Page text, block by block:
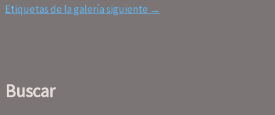
Buscar
Etiquetas de la galería siguiente →